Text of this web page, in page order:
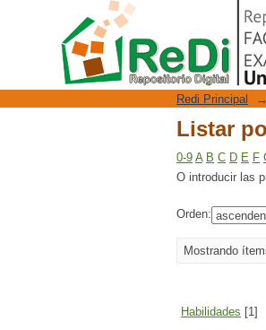
Listar
Repositorio
Redi Principal →
Listar
0-9 A B C D E F
O introducir las
Orden:
Mostrando
Habilidades [1]